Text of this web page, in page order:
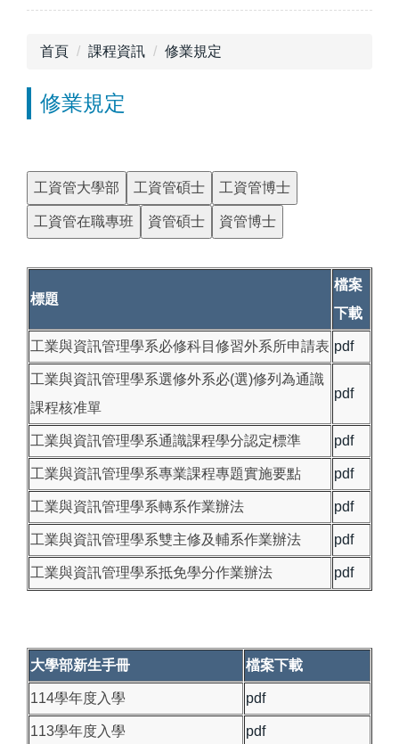
首頁 課程資訊 修業規定
修業規定
工資管大學部 工資管碩士 工資管博士
工資管在職專班 資管碩士 資管博士
標題
檔案
下載
工業與資訊管理學系必修科目修習外系所申請表 pdf
工業與資訊管理學系選修外系必(選)修列為通識
課程核准單
pdf
工業與資訊管理學系通識課程學分認定標準 pdf
工業與資訊管理學系專業課程專題實施要點 pdf
工業與資訊管理學系轉系作業辦法 pdf
工業與資訊管理學系雙主修及輔系作業辦法 pdf
工業與資訊管理學系抵免學分作業辦法 pdf
大學部新生手冊 檔案下載
114學年度入學 pdf
113學年度入學 pdf